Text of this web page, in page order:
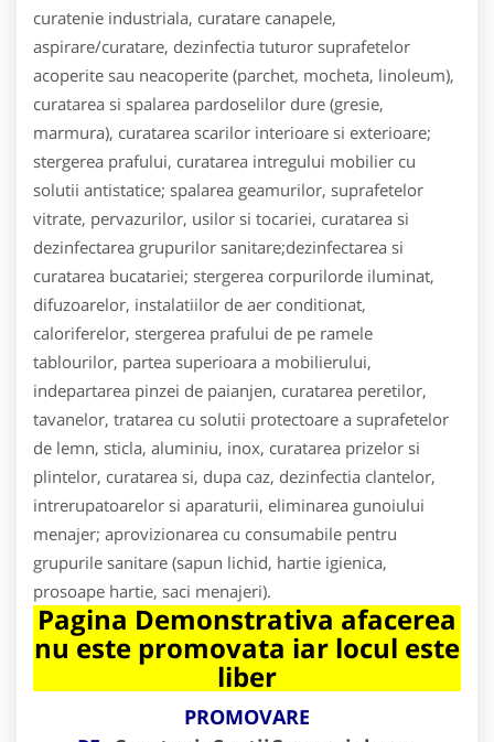
curatenie industriala, curatare canapele,
aspirare/curatare, dezinfectia tuturor suprafetelor
acoperite sau neacoperite (parchet, mocheta, linoleum),
curatarea si spalarea pardoselilor dure (gresie,
marmura), curatarea scarilor interioare si exterioare;
stergerea prafului, curatarea intregului mobilier cu
solutii antistatice; spalarea geamurilor, suprafetelor
vitrate, pervazurilor, usilor si tocariei, curatarea si
dezinfectarea grupurilor sanitare;dezinfectarea si
curatarea bucatariei; stergerea corpurilorde iluminat,
difuzoarelor, instalatiilor de aer conditionat,
caloriferelor, stergerea prafului de pe ramele
tablourilor, partea superioara a mobilierului,
indepartarea pinzei de paianjen, curatarea peretilor,
tavanelor, tratarea cu solutii protectoare a suprafetelor
de lemn, sticla, aluminiu, inox, curatarea prizelor si
plintelor, curatarea si, dupa caz, dezinfectia clantelor,
intrerupatoarelor si aparaturii, eliminarea gunoiului
menajer; aprovizionarea cu consumabile pentru
grupurile sanitare (sapun lichid, hartie igienica,
prosoape hartie, saci menajeri).
Pagina Demonstrativa afacerea
nu este promovata iar locul este
liber
PROMOVARE